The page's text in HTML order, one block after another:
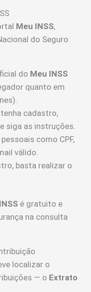
Meu INSS,
do Seguro
do Meu INSS
quanto em
cadastro,
siga as instruções.
como CPF,
válido.
basta realizar o
é gratuito e
na consulta
localizar o
— o Extrato